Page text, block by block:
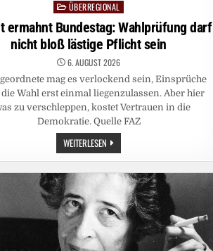
Posted
in
ÜBERREGIONAL
ermahnt Bundestag: Wahlprüfung darf
nicht bloß lästige Pflicht sein
6. AUGUST 2026
mag es verlockend sein, Einsprüche
die Wahl erst einmal liegenzulassen. Aber hier
zu verschleppen, kostet Vertrauen in die
Demokratie. Quelle FAZ
WEITERLESEN GERICHT
ERMAHNT
BUNDESTAG:
WAHLPRÜFUNG
DARF
NICHT
BLOSS L
ÄSTIGE P
FLICHT S
EIN